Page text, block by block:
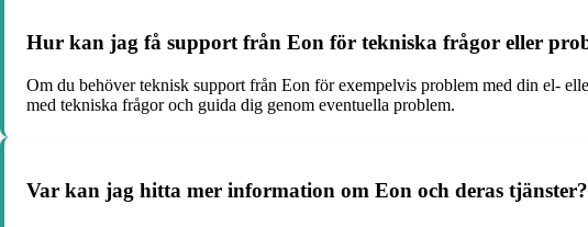
Hur kan jag få support från Eon för tekniska frågor eller
Om du behöver teknisk support från Eon för exempelvis problem med din el-
med tekniska frågor och guida dig genom eventuella problem.
Var kan jag hitta mer information om Eon och deras tjänster?